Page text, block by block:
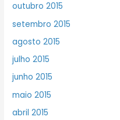
outubro 2015
setembro 2015
agosto 2015
julho 2015
junho 2015
maio 2015
abril 2015